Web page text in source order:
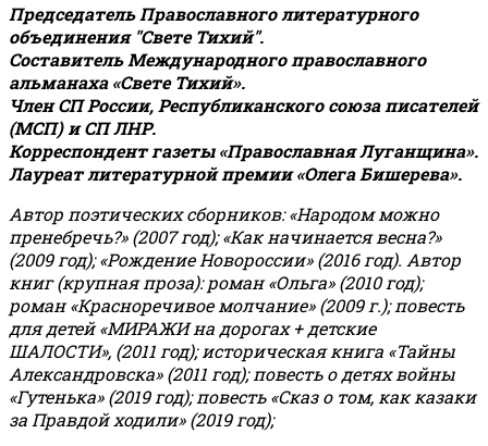
Председатель Православного литературного
объединения "Свете Тихий".
Составитель Международного православного
альманаха «Свете Тихий».
Член СП России, Республиканского союза писателей
(МСП) и СП ЛНР.
Корреспондент газеты «Православная Луганщина».
Лауреат литературной премии «Олега Бишерева».
Автор поэтических сборников: «Народом можно
пренебречь?» (2007 год); «Как начинается весна?»
(2009 год); «Рождение Новороссии» (2016 год). Автор
книг (крупная проза): роман «Ольга» (2010 год);
роман «Красноречивое молчание» (2009 г.); повесть
для детей «МИРАЖИ на дорогах + детские
ШАЛОСТИ», (2011 год); историческая книга «Тайны
Александровска» (2011 год); повесть о детях войны
«Гутенька» (2019 год); повесть «Сказ о том, как казаки
за Правдой ходили» (2019 год);